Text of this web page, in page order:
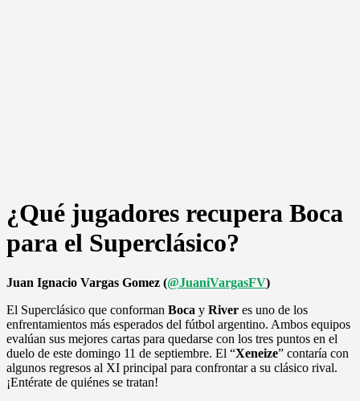
¿Qué jugadores recupera Boca
para el Superclásico?
Juan Ignacio Vargas Gomez (@JuaniVargasFV)
El Superclásico que conforman Boca y River es uno de los
enfrentamientos más esperados del fútbol argentino. Ambos equipos
evalúan sus mejores cartas para quedarse con los tres puntos en el
duelo de este domingo 11 de septiembre. El “Xeneize” contaría con
algunos regresos al XI principal para confrontar a su clásico rival.
¡Entérate de quiénes se tratan!